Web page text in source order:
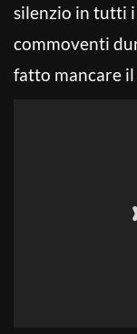
silenzio in tutti i
commoventi
fatto mancare